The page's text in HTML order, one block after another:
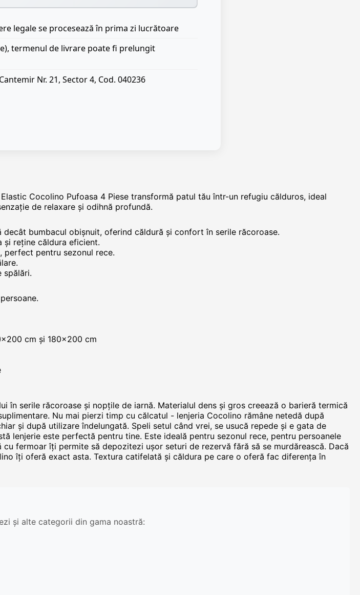
legale se procesează în prima zi lucrătoare
termenul de livrare poate fi prelungit
Nr. 21, Sector 4, Cod. 040236
Cocolino Pufoasa 4 Piese transformă patul tău într-un refugiu călduros, ideal
de relaxare și odihnă profundă.
bumbacul obișnuit, oferind căldură și confort în serile răcoroase.
și reține căldura eficient.
perfect pentru sezonul rece.
spălări.
cm și 180x200 cm
serile răcoroase și nopțile de iarnă. Materialul dens și gros creează o barieră termică
Nu mai pierzi timp cu călcatul - lenjeria Cocolino rămâne netedă după
și după utilizare îndelungată. Speli setul când vrei, se usucă repede și e gata de
lenjerie este perfectă pentru tine. Este ideală pentru sezonul rece, pentru persoanele
fermoar îți permite să depozitezi ușor seturi de rezervă fără să se murdărească. Dacă
îți oferă exact asta. Textura catifelată și căldura pe care o oferă fac diferența în
și alte categorii din gama noastră: